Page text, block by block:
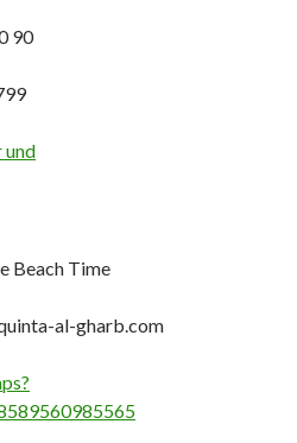
90
Beach Time
al-gharb.com